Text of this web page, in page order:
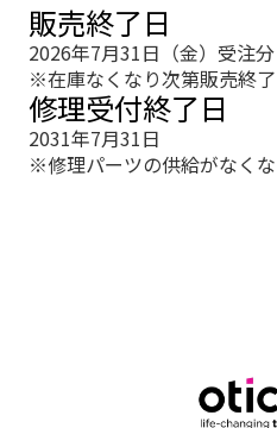
販売終了日
2026年7月31日（金）受注
※在庫なくなり次第販売終了
修理受付終了日
2031年7月31日
※修理パーツの供給がなく